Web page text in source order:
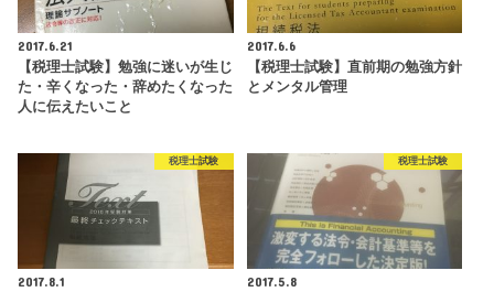
2017.6.21
【税理士試験】勉強に迷いが生じ
た・辛くなった・辞めたくなった
人に伝えたいこと
2017.6.6
【税理士試験】直前期の勉強方針
とメンタル管理
税理士試験
2017.8.1
税理士試験
2017.5.8